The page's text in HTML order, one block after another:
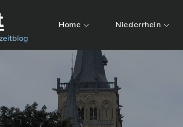
Home Niederrhein